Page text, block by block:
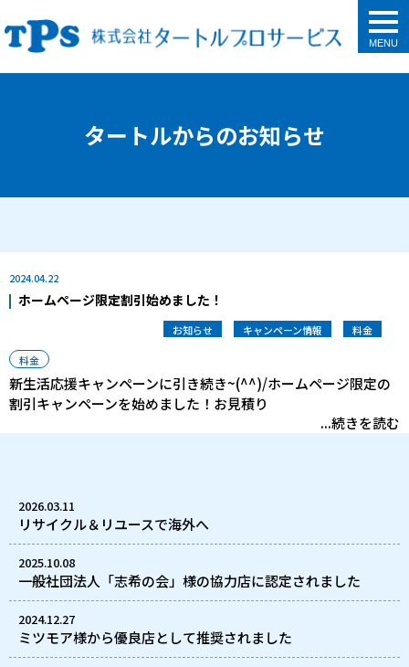
タートルからのお知らせ
2024.04.22
ホームページ限定割引始めました！
お知らせ キャンペーン情報 料金
料金
新生活応援キャンペーンに引き続き~(^^)/ホームページ限定の
割引キャンペーンを始めました！お見積り
...続きを読む
2026.03.11
リサイクル＆リユースで海外へ
2025.10.08
一般社団法人「志希の会」様の協力店に認定されました
2024.12.27
ミツモア様から優良店として推奨されました